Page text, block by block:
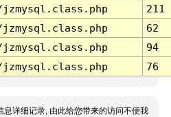
211
62
94
76
息详细记录, 由此给您带来的访问不便我